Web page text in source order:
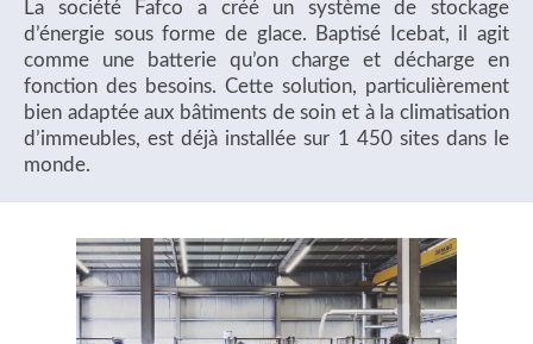
La société Fafco a créé un système de stockage
d’énergie sous forme de glace. Baptisé Icebat, il agit
comme une batterie qu’on charge et décharge en
fonction des besoins. Cette solution, particulièrement
bien adaptée aux bâtiments de soin et à la climatisation
d’immeubles, est déjà installée sur 1 450 sites dans le
monde.